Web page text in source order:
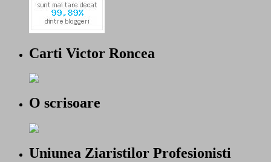
Carti Victor Roncea
O scrisoare
Uniunea Ziaristilor Profesionisti